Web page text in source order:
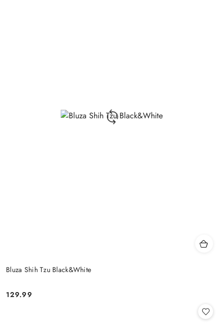
Bluza Shih Tzu Black&White
Cena:
129.99